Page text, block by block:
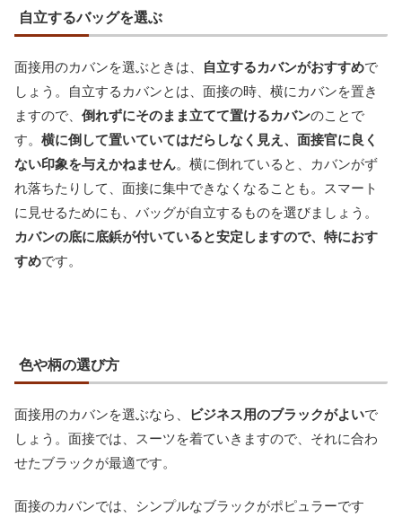
自立するバッグを選ぶ
面接用のカバンを選ぶときは、 自立するカバンがおすすめで
しょう。自立するカバンとは、面接の時、横にカバンを置き
ますので、 倒れずにそのまま立てて置けるカバンのことで
す。 横に倒して置いていてはだらしなく見え、面接官に良く
ない印象を与えかねません。横に倒れていると、カバンがず
れ落ちたりして、面接に集中できなくなることも。スマート
に見せるためにも、バッグが自立するものを選びましょう。
カバンの底に底鋲が付いていると安定しますので、特におす
すめです。
色や柄の選び方
面接用のカバンを選ぶなら、 ビジネス用のブラックがよいで
しょう。面接では、スーツを着ていきますので、それに合わ
せたブラックが最適です。
面接のカバンでは、シンプルなブラックがポピュラーです